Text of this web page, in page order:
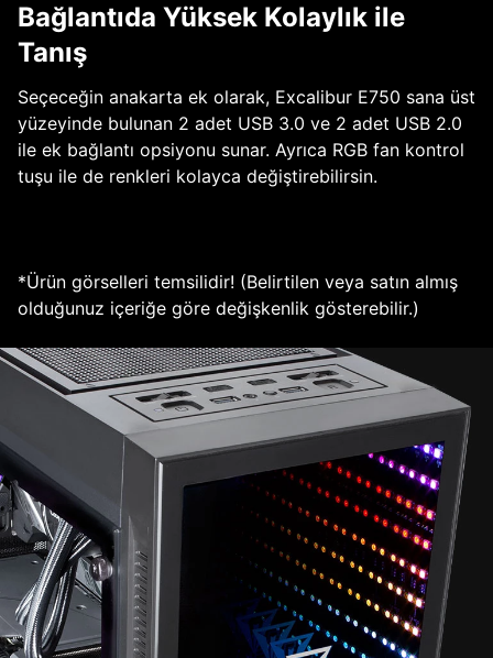
Bağlantıda Yüksek Kolaylık ile
Tanış
Seçeceğin anakarta ek olarak, Excalibur E750 sana üst
yüzeyinde bulunan 2 adet USB 3.0 ve 2 adet USB 2.0
ile ek bağlantı opsiyonu sunar. Ayrıca RGB fan kontrol
tuşu ile de renkleri kolayca değiştirebilirsin.
*Ürün görselleri temsilidir! (Belirtilen veya satın almış
olduğunuz içeriğe göre değişkenlik gösterebilir.)